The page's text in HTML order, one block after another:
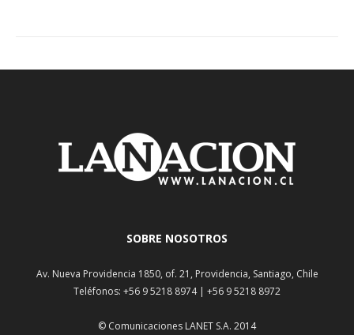
SOBRE NOSOTROS
Av. Nueva Providencia 1850, of. 21, Providencia, Santiago, Chile
Teléfonos: +56 9 5218 8974 | +56 9 5218 8972
© Comunicaciones LANET S.A. 2014